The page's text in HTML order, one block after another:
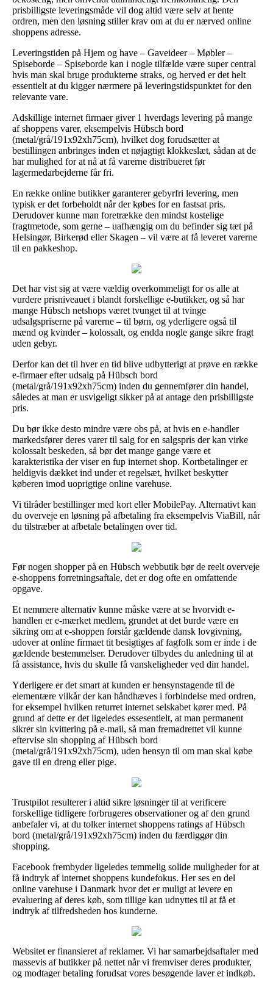
prisbilligste leveringsmåde vil dog altid være selv at hente
ordren, men den løsning stiller krav om at du er nærved online
shoppens adresse.
Leveringstiden på Hjem og have – Gaveideer – Møbler –
Spiseborde – Spiseborde kan i nogle tilfælde være super central
hvis man skal bruge produkterne straks, og herved er det helt
essentielt at du kigger nærmere på leveringstidspunktet for den
relevante vare.
Adskillige internet firmaer giver 1 hverdags levering på mange
af shoppens varer, eksempelvis Hübsch bord
(metal/grå/191x92xh75cm), hvilket dog forudsætter at
bestillingen anbringes inden et nøjagtigt klokkeslæt, sådan at de
har mulighed for at nå at få varerne distribueret før
lagermedarbejderne får fri.
En række online butikker garanterer gebyrfri levering, men
typisk er det forbeholdt når der købes for en fastsat pris.
Derudover kunne man foretrække den mindst kostelige
fragtmetode, som gerne – uafhængig om du befinder sig tæt på
Helsingør, Birkerød eller Skagen – vil være at få leveret varerne
til en pakkeshop.
Det har vist sig at være vældig overkommeligt for os alle at
vurdere prisniveauet i blandt forskellige e-butikker, og så har
mange Hübsch netshops været tvunget til at tvinge
udsalgspriserne på varerne – til børn, og yderligere også til
mænd og kvinder – kolossalt, og endda nogle gange sikre fragt
uden gebyr.
Derfor kan det til hver en tid blive udbytterigt at prøve en række
e-firmaer efter udsalg på Hübsch bord
(metal/grå/191x92xh75cm) inden du gennemfører din handel,
således at man er usvigeligt sikker på at antage den prisbilligste
pris.
Du bør ikke desto mindre være obs på, at hvis en e-handler
markedsfører deres varer til salg for en salgspris der kan virke
kolossalt beskeden, så bør det mange gange være et
karakteristika der viser en fup internet shop. Kortbetalinger er
heldigvis dækket ind under et regelsæt, hvilket beskytter
køberen imod uoprigtige online varehuse.
Vi tilråder bestillinger med kort eller MobilePay. Alternativt kan
du overveje en løsning på afbetaling fra eksempelvis ViaBill, når
du tilstræber at afbetale betalingen over tid.
Før nogen shopper på en Hübsch webbutik bør de reelt overveje
e-shoppens forretningsaftale, det er dog ofte en omfattende
opgave.
Et nemmere alternativ kunne måske være at se hvorvidt e-
handlen er e-mærket medlem, grundet at det burde være en
sikring om at e-shoppen forstår gældende dansk lovgivning,
udover at online firmaet tit besigtiges af fagfolk som er inde i de
gældende bestemmelser. Derudover tilbydes du anledning til at
få assistance, hvis du skulle få vanskeligheder ved din handel.
Yderligere er det smart at kunden er hensynstagende til de
elementære vilkår der kan håndhæves i forbindelse med ordren,
for eksempel hvilken returret internet selskabet kører med. På
grund af dette er det ligeledes essesentielt, at man permanent
sikrer sin kvittering på e-mail, så man fremadrettet vil kunne
eftervise sin shopping af Hübsch bord
(metal/grå/191x92xh75cm), uden hensyn til om man skal købe
gave til en dreng eller pige.
Trustpilot resulterer i altid sikre løsninger til at verificere
forskellige tidligere forbrugeres observationer og af den grund
anbefaler vi, at du tolker internet shoppens ratings af Hübsch
bord (metal/grå/191x92xh75cm) inden du færdiggør din
shopping.
Facebook frembyder ligeledes temmelig solide muligheder for at
få indtryk af internet shoppens kundefokus. Her ses en del
online varehuse i Danmark hvor det er muligt at levere en
evaluering af deres køb, som tillige kan udnyttes til at få et
indtryk af tilfredsheden hos kunderne.
Websitet er finansieret af reklamer. Vi har samarbejdsaftaler med
massevis af butikker på nettet når vi fremviser deres produkter,
og modtager betaling forudsat vores besøgende laver et indkøb.